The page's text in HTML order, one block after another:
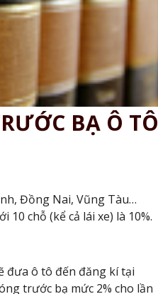
BẠ Ô TÔ
Đồng Nai, Vũng Tàu…
chỗ (kể cả lái xe) là 10%.
đưa ô tô đến đăng kí tại
trước bạ mức 2% cho lần